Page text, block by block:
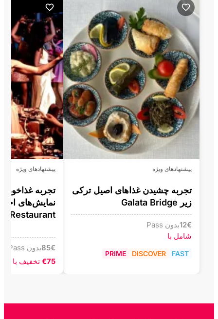
پیشنهادهای ویژه
تجربه چشیدن غذاهای اصیل ترکی
زیر Galata Bridge
€
12بدون Pass
شامل با
FAST
DISCOVER
PRIME
پیشنهادهای ویژه
تجربه غذاخوری
نمایش‌های
Restaurant
€
85بدون Pass
€75 تخفیف با Pass